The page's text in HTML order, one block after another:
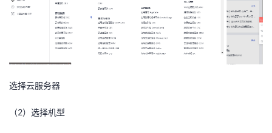
选择云服务器
（2）选择机型